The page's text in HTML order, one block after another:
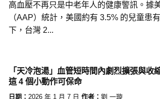
高血壓不再只是中老年人的健康警訊。據
（AAP）統計，美國約有 3.5% 的兒童患
下，台灣 2...
「天冷泡湯」血管短時間內劇烈擴張與收
這 4 個小動作可保命
日期： 2026 年 1 月 7 日 作者： 劉 一璇